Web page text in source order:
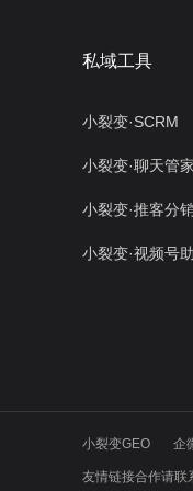
私域工具
小裂变·SCRM
小裂变·聊天管家
小裂变·推客分销
小裂变·视频号
小裂变GEO 企
友情链接合作请